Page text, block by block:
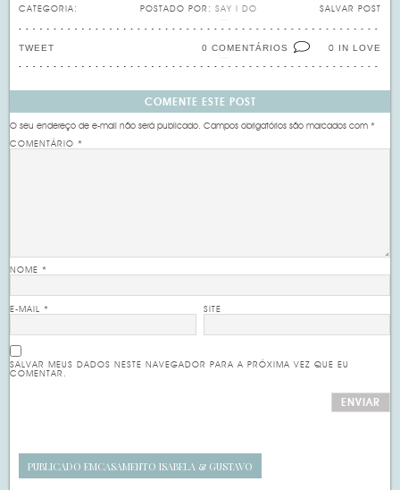
CATEGORIA: SALVAR POST
POSTADO POR: SAY I DO
0 IN LOVE
0 COMENTÁRIOS
TWEET
COMENTE ESTE POST
O seu endereço de e-mail não será publicado. Campos obrigatórios são marcados com*
COMENTÁRIO*
NOME*
E-MAIL* SITE
SALVAR MEUS DADOS NESTE NAVEGADOR PARA A PRÓXIMA VEZ QUE EU
COMENTAR.
PUBLICADO EMCASAMENTO ISABELA & GUSTAVO